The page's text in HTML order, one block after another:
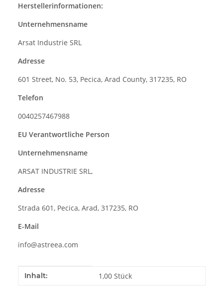
Herstellerinformationen:
Unternehmensname
Arsat Industrie SRL
Adresse
601 Street, No. 53, Pecica, Arad County, 317235, RO
Telefon
0040257467988
EU Verantwortliche Person
Unternehmensname
ARSAT INDUSTRIE SRL,
Adresse
Strada 601, Pecica, Arad, 317235, RO
E-Mail
info@astreea.com
Produkteigenschaft
Wert
Inhalt: 1,00 Stück